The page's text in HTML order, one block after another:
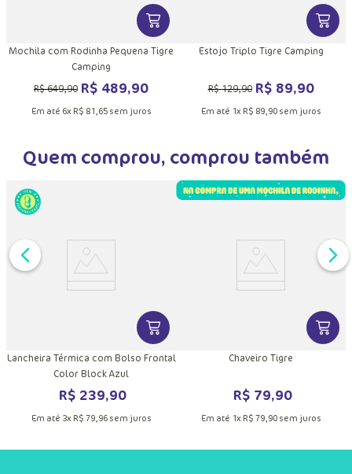
INFORMAÇÕES DO PRODUTOVER MAIS INFORMAÇÕES DO
Mochila com Rodinha Pequena Tigre
Camping
R$649,90 R$ 489,90
Em até 6x R$ 81,65sem juros
VER
Estojo Triplo Tigre Camping
R$129,90 R$ 89,90
Em até 1x R$ 89,90sem juros
Quem comprou, comprou também
INFORMAÇÕES DO PRODUTOVER MAIS INFORMAÇÕES DO
Lancheira Térmica com Bolso Frontal
Color Block Azul
R$ 239,90
Em até 3x R$ 79,96sem juros
VER
Chaveiro Tigre
R$ 79,90
Em até 1x R$ 79,90sem juros